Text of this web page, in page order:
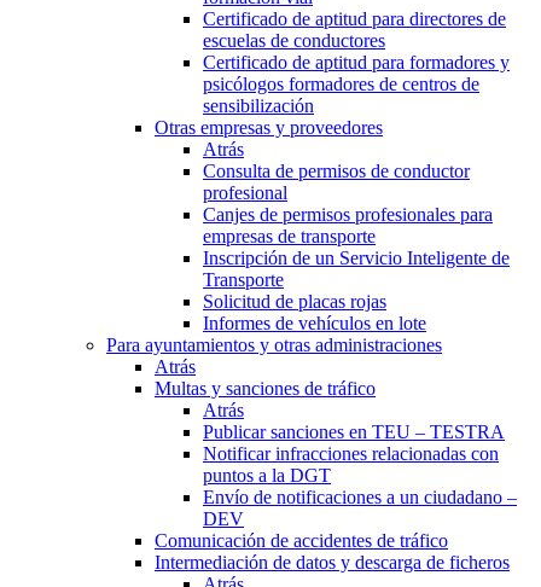
Certificado de aptitud para directores de
escuelas de conductores
Certificado de aptitud para formadores y
psicólogos formadores de centros de
sensibilización
Otras empresas y proveedores
Atrás
Consulta de permisos de conductor
profesional
Canjes de permisos profesionales para
empresas de transporte
Inscripción de un Servicio Inteligente de
Transporte
Solicitud de placas rojas
Informes de vehículos en lote
Para ayuntamientos y otras administraciones
Atrás
Multas y sanciones de tráfico
Atrás
Publicar sanciones en TEU – TESTRA
Notificar infracciones relacionadas con
puntos a la DGT
Envío de notificaciones a un ciudadano –
DEV
Comunicación de accidentes de tráfico
Intermediación de datos y descarga de ficheros